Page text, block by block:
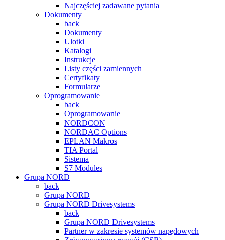
Najczęściej zadawane pytania
Dokumenty
back
Dokumenty
Ulotki
Katalogi
Instrukcje
Listy części zamiennych
Certyfikaty
Formularze
Oprogramowanie
back
Oprogramowanie
NORDCON
NORDAC Options
EPLAN Makros
TIA Portal
Sistema
S7 Modules
Grupa NORD
back
Grupa NORD
Grupa NORD Drivesystems
back
Grupa NORD Drivesystems
Partner w zakresie systemów napędowych